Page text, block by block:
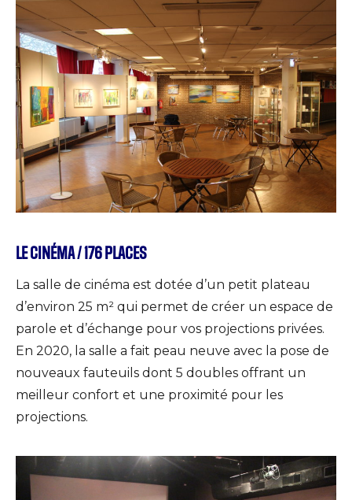
LE CINÉMA / 176 PLACES
La salle de cinéma est dotée d’un petit plateau
d’environ 25 m² qui permet de créer un espace de
parole et d’échange pour vos projections privées.
En 2020, la salle a fait peau neuve avec la pose de
nouveaux fauteuils dont 5 doubles offrant un
meilleur confort et une proximité pour les
projections.